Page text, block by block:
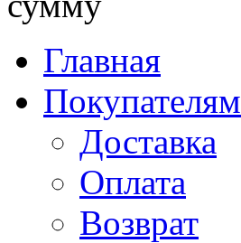
Главная
Покупателям
Доставка
Оплата
Возврат